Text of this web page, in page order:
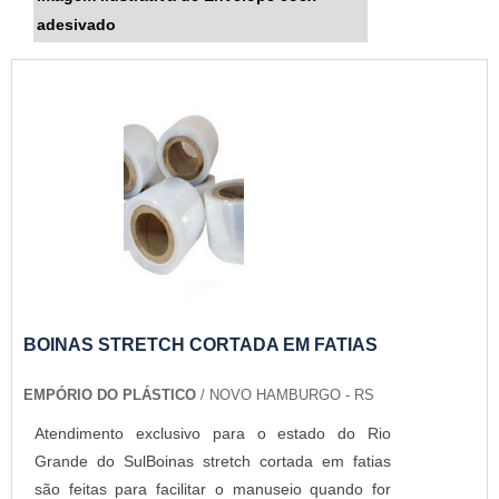
adesivado
BOINAS STRETCH CORTADA EM FATIAS
EMPÓRIO DO PLÁSTICO / NOVO HAMBURGO - RS
Atendimento exclusivo para o estado do Rio
Grande do SulBoinas stretch cortada em fatias
são feitas para facilitar o manuseio quando for